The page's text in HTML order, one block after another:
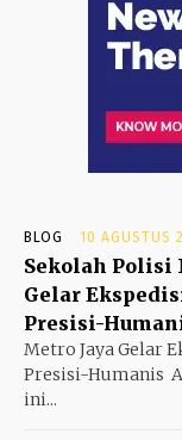
BLOG 10 AGUSTUS
Sekolah Polisi
Gelar
Presisi-
Metro Jaya Gelar
Presisi-Humanis
ini...